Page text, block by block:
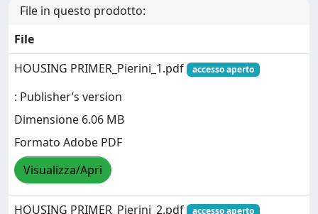
File in questo prodotto:
File
HOUSING PRIMER_Pierini_1.pdf
accesso aperto
: Publisher’s version
Dimensione 6.06 MB
Formato Adobe PDF
Visualizza/Apri
HOUSING PRIMER_Pierini_2.pdf accesso aperto